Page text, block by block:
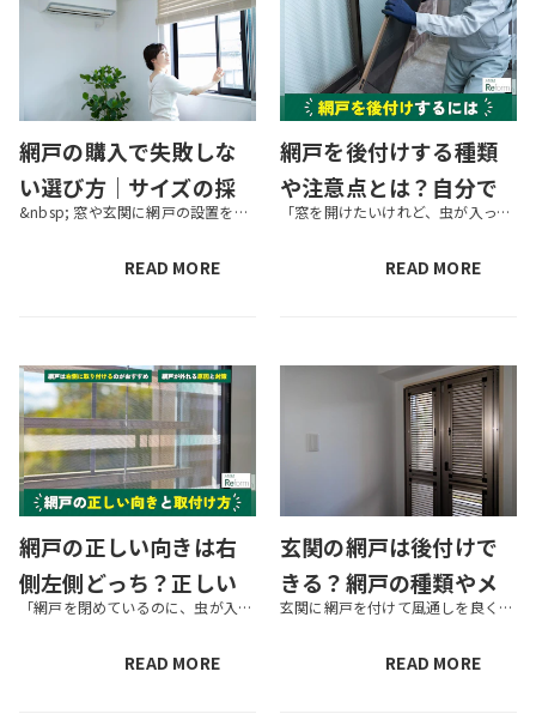
網戸の購入で失敗しな
い選び方｜サイズの採
寸方法と費用相場
&nbsp; 窓や玄関に網戸の設置を検討する際、「サイズはどう測るのだろう」「費用はどれくらいかかるのか」といった疑問や不安がある方も多いのではないでしょうか。 網戸を設置すれば、虫やゴミの侵入を防ぎながら快適な通風の確...
READ MORE
網戸を後付けする種類
や注意点とは？自分で
できる？取り付けでき
ない窓もご紹介
「窓を開けたいけれど、虫が入ってくるのがイヤ」というときに便利な網戸ですが、すべての窓に網戸が最初から設置されているわけではありません。後から取り付けようと思っても、「自分の家の窓にはどんな網戸が合うのか？」「後付けでき...
READ MORE
網戸の正しい向きは右
側左側どっち？正しい
位置に取り付ける方法「網戸を閉めているのに、虫が入ってくるのはなぜ？」そんな疑問の原因は、網戸の位置が左右逆になっていることにあるかもしれません。 結論から言うと、網戸の正しい位置は室内から見て右側です。網戸を右側に設置することで、窓との間...
READ MORE
玄関の網戸は後付けで
きる？網戸の種類やメ
リット・費用相場・選 玄関に網戸を付けて風通しを良くしたいものの、「後付けはできるのか」「どのタイプを選べば良いのか」と迷っている方も多いのではないでしょうか。 玄関網戸は、多くの住宅で後付けが可能です。ただし、玄関ドアの形状やスペースによっ...
READ MORE